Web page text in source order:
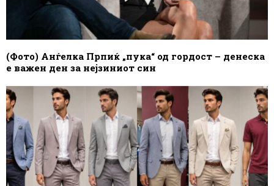
(Фото) Анѓелка Прпиќ „пука“ од гордост – денеска
е важен ден за нејзиниот син